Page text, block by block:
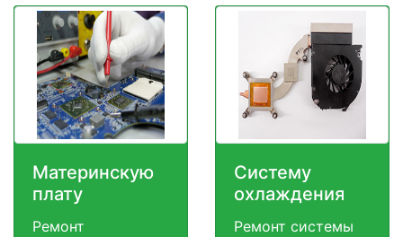
Материнскую
плату
Ремонт
Систему
охлаждения
Ремонт системы